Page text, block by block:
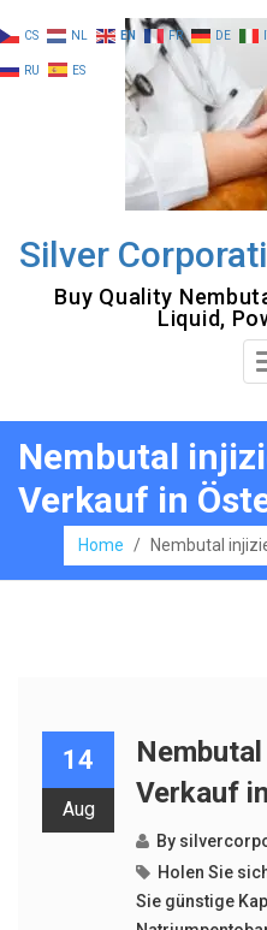
to
content
Silver
Buy Quality
Liquid,
Nembutal
Verkauf in
Home / Nembutal
14
Aug
Verkauf
By
Holen Sie
Sie günstige
CS NL EN FR DE
RU ES